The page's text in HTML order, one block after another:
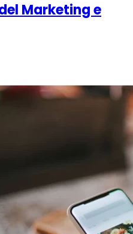
Marketing e